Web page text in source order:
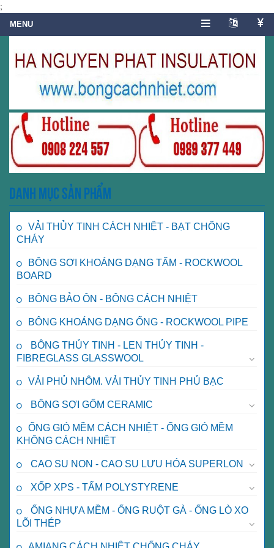
;
Danh mục sản phẩm
VẢI THỦY TINH CÁCH NHIỆT - BẠT CHỐNG
CHÁY
BÔNG SỢI KHOÁNG DẠNG TẤM - ROCKWOOL
BOARD
BÔNG BẢO ÔN - BÔNG CÁCH NHIỆT
BÔNG KHOÁNG DẠNG ỐNG - ROCKWOOL PIPE
BÔNG THỦY TINH - LEN THỦY TINH -
FIBREGLASS GLASSWOOL
VẢI PHỦ NHÔM. VẢI THỦY TINH PHỦ BẠC
BÔNG SỢI GỐM CERAMIC
ỐNG GIÓ MỀM CÁCH NHIỆT - ỐNG GIÓ MỀM
KHÔNG CÁCH NHIỆT
CAO SU NON - CAO SU LƯU HÓA SUPERLON
XỐP XPS - TẤM POLYSTYRENE
ỐNG NHỰA MỀM - ỐNG RUỘT GÀ - ỐNG LÒ XO
LÕI THÉP